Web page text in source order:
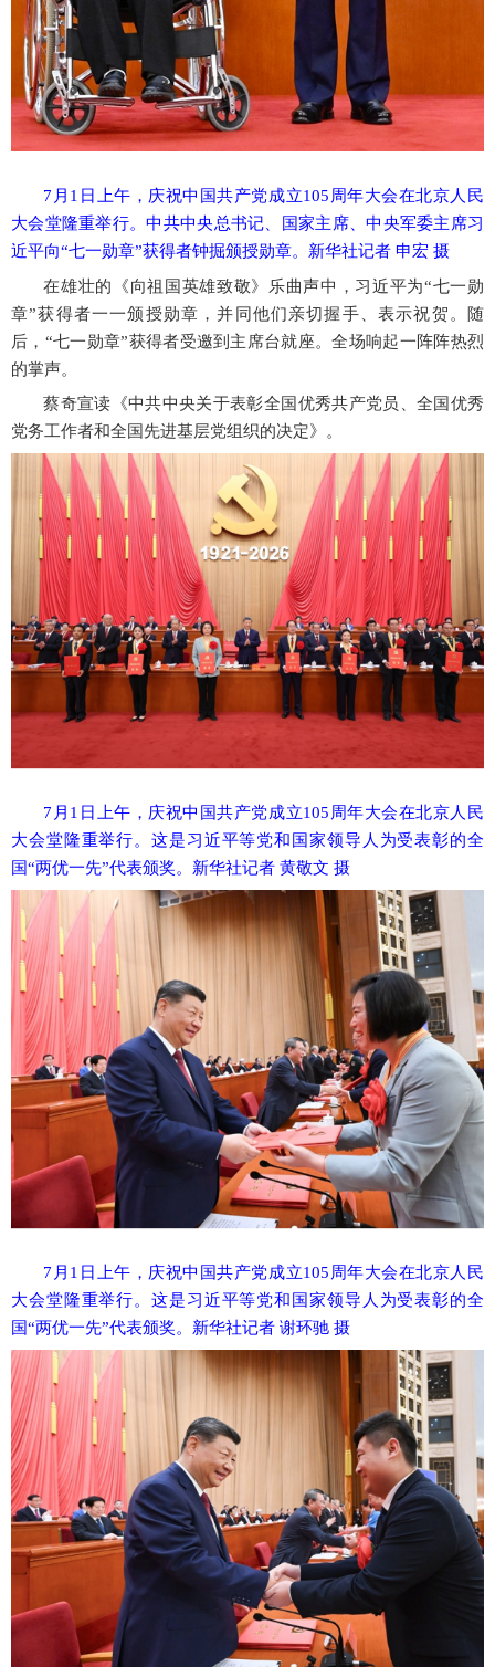
7月1日上午，庆祝中国共产党成立105周年大会在北京人民
大会堂隆重举行。中共中央总书记、国家主席、中央军委主席习
近平向“七一勋章”获得者钟掘颁授勋章。新华社记者 申宏 摄
在雄壮的《向祖国英雄致敬》乐曲声中，习近平为“七一勋
章”获得者一一颁授勋章，并同他们亲切握手、表示祝贺。随
后，“七一勋章”获得者受邀到主席台就座。全场响起一阵阵热烈
的掌声。
蔡奇宣读《中共中央关于表彰全国优秀共产党员、全国优秀
党务工作者和全国先进基层党组织的决定》。
7月1日上午，庆祝中国共产党成立105周年大会在北京人民
大会堂隆重举行。这是习近平等党和国家领导人为受表彰的全
国“两优一先”代表颁奖。新华社记者 黄敬文 摄
7月1日上午，庆祝中国共产党成立105周年大会在北京人民
大会堂隆重举行。这是习近平等党和国家领导人为受表彰的全
国“两优一先”代表颁奖。新华社记者 谢环驰 摄